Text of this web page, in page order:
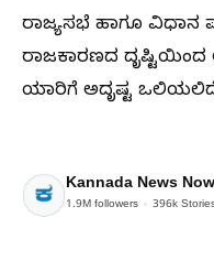
ರಾಜ್ಯಸಭೆ ಹಾಗೂ ವಿಧಾನ
ರಾಜಕಾರಣದ ದೃಷ್ಟಿಯಿಂದ
ಯಾರಿಗೆ ಅದೃಷ್ಟ ಒಲಿಯಲಿದೆ
Kannada News Now
1.9M followers 396k